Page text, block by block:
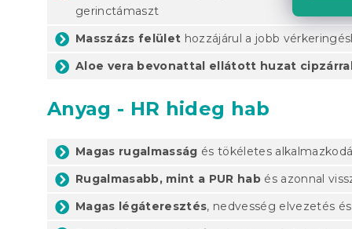
gerinctámaszt
Masszázs felület hozzájárul a jobb
Aloe vera bevonattal ellátott huzat
Anyag - HR hideg hab
Magas rugalmasság és tökéletes
Rugalmasabb, mint a PUR hab és azonnal
Magas légáteresztés, nedvesség elvezetés